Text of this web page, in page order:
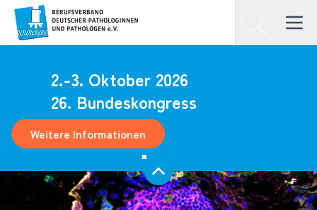
Homepage SuchenOpen
2.-3. Oktober 2026
26. Bundeskongress
Weitere Informationen